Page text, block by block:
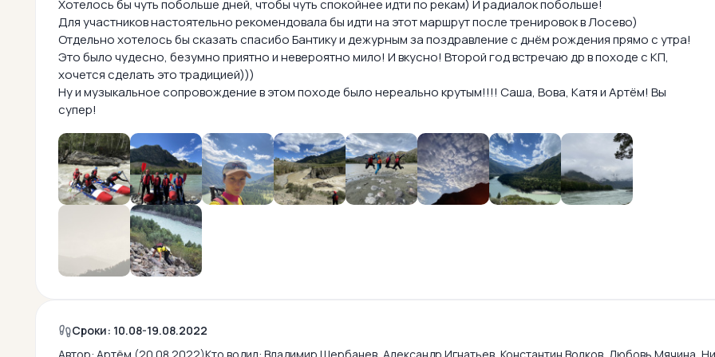
Хотелось бы чуть побольше дней, чтобы чуть спокойнее идти по рекам) И радиалок побольше!
Для участников настоятельно рекомендовала бы идти на этот маршрут после тренировок в Лосево)
Отдельно хотелось бы сказать спасибо Бантику и дежурным за поздравление с днём рождения прямо с утра!
Это было чудесно, безумно приятно и невероятно мило! И вкусно! Второй год встречаю др в походе с КП,
хочется сделать это традицией)))
Ну и музыкальное сопровождение в этом походе было нереально крутым!!!! Саша, Вова, Катя и Артём! Вы
супер!
Сроки: 10.08-19.08.2022